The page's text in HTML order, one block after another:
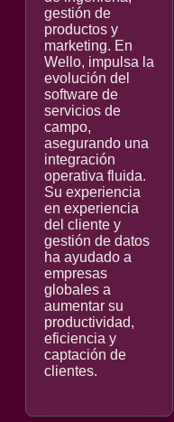
gestión de
productos y
marketing. En
Wello, impulsa la
evolución del
software de
servicios de
campo,
asegurando una
integración
operativa fluida.
Su experiencia
en experiencia
del cliente y
gestión de datos
ha ayudado a
empresas
globales a
aumentar su
productividad,
eficiencia y
captación de
clientes.